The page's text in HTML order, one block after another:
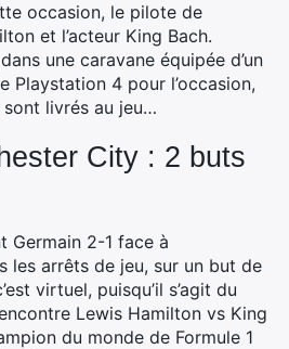
occasion, le pilote de
et l’acteur King Bach.
une caravane équipée d’un
Playstation 4 pour l’occasion,
livrés au jeu…
City : 2 buts
Germain 2-1 face à
les arrêts de jeu, sur un but de
virtuel, puisqu’il s’agit du
Lewis Hamilton vs King
du monde de Formule 1